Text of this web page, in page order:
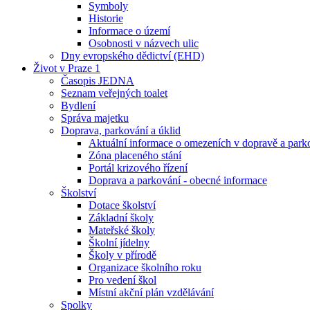
Symboly
Historie
Informace o území
Osobnosti v názvech ulic
Dny evropského dědictví (EHD)
Život v Praze 1
Časopis JEDNA
Seznam veřejných toalet
Bydlení
Správa majetku
Doprava, parkování a úklid
Aktuální informace o omezeních v dopravě a
Zóna placeného stání
Portál krizového řízení
Doprava a parkování - obecné informace
Školství
Dotace školství
Základní školy
Mateřské školy
Školní jídelny
Školy v přírodě
Organizace školního roku
Pro vedení škol
Místní akční plán vzdělávání
Spolky